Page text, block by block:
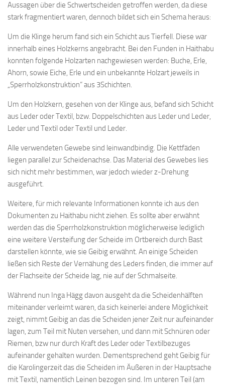
Aussagen über die Schwertscheiden getroffen werden, da diese
stark fragmentiert waren, dennoch bildet sich ein Schema heraus:
Um die Klinge herum fand sich ein Schicht aus Tierfell. Diese war
innerhalb eines Holzkerns angebracht. Bei den Funden in Haithabu
konnten folgende Holzarten nachgewiesen werden: Buche, Erle,
Ahorn, sowie Eiche, Erle und ein unbekannte Holzart jeweils in
„Sperrholzkonstruktion“ aus 3Schichten.
Um den Holzkern, gesehen von der Klinge aus, befand sich Schicht
aus Leder oder Textil, bzw. Doppelschichten aus Leder und Leder,
Leder und Textil oder Textil und Leder.
Alle verwendeten Gewebe sind leinwandbindig. Die Kettfäden
liegen parallel zur Scheidenachse. Das Material des Gewebes lies
sich nicht mehr bestimmen, war jedoch wieder z-Drehung
ausgeführt.
Weitere, für mich relevante Informationen konnte ich aus den
Dokumenten zu Haithabu nicht ziehen. Es sollte aber erwähnt
werden das die Sperrholzkonstruktion möglicherweise lediglich
eine weitere Versteifung der Scheide im Ortbereich durch Bast
darstellen könnte, wie sie Geibig erwähnt. An einige Scheiden
ließen sich Reste der Vernähung des Leders finden, die immer auf
der Flachseite der Scheide lag, nie auf der Schmalseite.
Während nun Inga Hägg davon ausgeht da die Scheidenhälften
miteinander verleimt waren, da sich keinerlei andere Möglichkeit
zeigt, nimmt Geibig an das die Scheiden jener Zeit nur aufeinander
lagen, zum Teil mit Nuten versehen, und dann mit Schnüren oder
Riemen, bzw nur durch Kraft des Leder oder Textilbezuges
aufeinander gehalten wurden. Dementsprechend geht Geibig für
die Karolingerzeit das die Scheiden im Äußeren in der Hauptsache
mit Textil, namentlich Leinen bezogen sind. Im unteren Teil (am